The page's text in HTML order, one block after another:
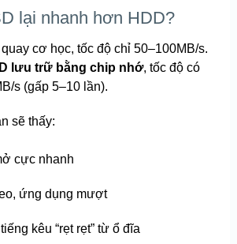
lại nhanh hơn HDD?
cơ học, tốc độ chỉ 50–100MB/s.
lưu trữ bằng chip nhớ, tốc độ có
s (gấp 5–10 lần).
sẽ thấy:
cực nhanh
ứng dụng mượt
kêu “rẹt rẹt” từ ổ đĩa